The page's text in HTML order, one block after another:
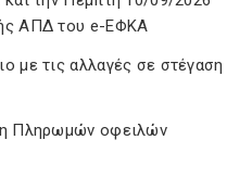
ΑΠΔ του e-ΕΦΚΑ
με τις αλλαγές σε στέγαση
Πληρωμών οφειλών